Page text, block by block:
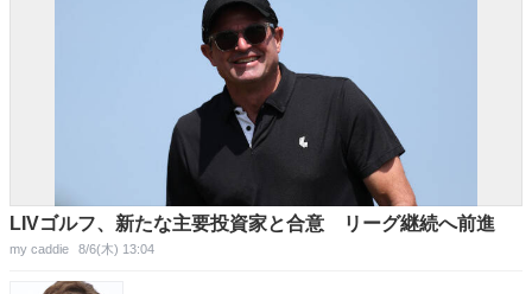
LIVゴルフ、新たな主要投資家と合意 リーグ継続へ前進
my caddie 8/6(木) 13:04